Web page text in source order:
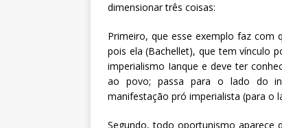
dimensionar três coisas:
Primeiro, que esse exemplo faz com
pois ela (Bachellet), que tem vínculo
imperialismo Ianque e deve ter
ao povo; passa para o lado do
manifestação pró imperialista (para o
Segundo, todo oportunismo aparece